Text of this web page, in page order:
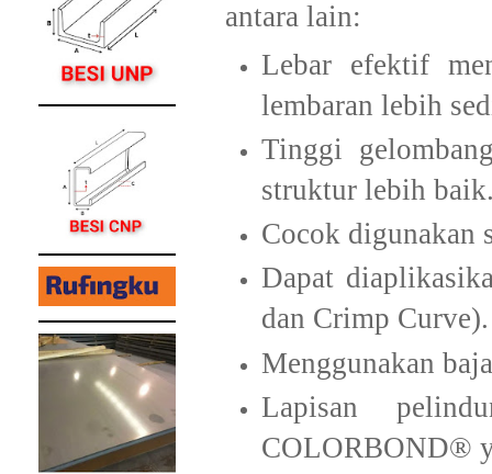
antara lain:
Lebar efektif
lembaran lebih
Tinggi
struktur lebih
Cocok digunakan
Dapat
dan Crimp Curve).
Menggunakan
Lapisan
COLORBOND®